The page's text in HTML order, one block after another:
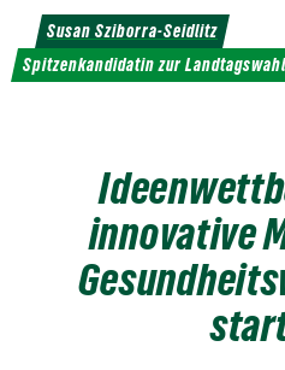
Weiter
zum
Inhalt
Susan Sziborra-Seidlitz
Spitzenkandidatin zur Landtagswahl
innovative